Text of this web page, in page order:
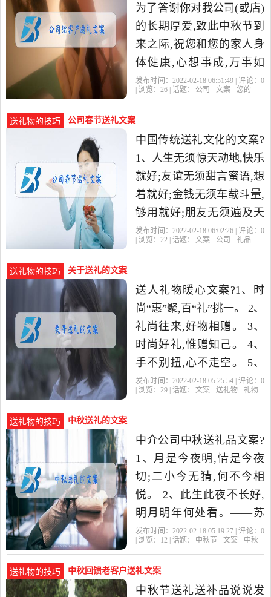
为了答谢你对我公司(或店)
的长期厚爱,致此中秋节到
来之际,祝您和您的家人身
体健康,心想事成,万事如
意。特备小小薄礼一份,请
发布时间：2022-02-18 06:51:49 | 评论： 0
| 浏览： 26 | 话题： 公司 文案 您的
送礼物的技巧 公司春节送礼文案
中国传统送礼文化的文案?
1、人生无须惊天动地,快乐
就好;友谊无须甜言蜜语,想
着就好;金钱无须车载斗量,
够用就好;朋友无须遍及天
下,有你就好!祝新年快乐!
发布时间：2022-02-18 06:02:26 | 评论： 0
| 浏览： 22 | 话题： 文案 公司 礼品
送礼物的技巧 关于送礼的文案
送人礼物暖心文案?1、时
尚“惠”聚,百“礼”挑一。 2、
礼尚往来,好物相赠。 3、
时尚好礼,惟赠知己。 4、
手不别扭,心不走空。 5、
我的生活你点缀,你的生命
发布时间：2022-02-18 05:25:54 | 评论： 0
| 浏览： 29 | 话题： 文案 送礼物 礼物
送礼物的技巧 中秋送礼的文案
中介公司中秋送礼品文案?
1、月是今夜明,情是今夜
切;二小今无猜,何不今相
悦。 2、此生此夜不长好,
明月明年何处看。——苏
轼《阳关曲》 3、妙曲虽
祥
发布时间：2022-02-18 05:19:27 | 评论： 0
| 浏览： 12 | 话题： 中秋节 文案 中秋
送礼物的技巧 中秋回馈老客户送礼文案
中秋节送礼送补品说说发